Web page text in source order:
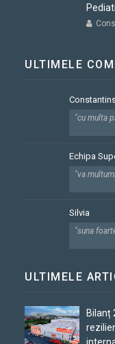
ULTIMELE
"cu multa
Echipa
"va
Silvia
"suna
ULTIMELE
Bilanț